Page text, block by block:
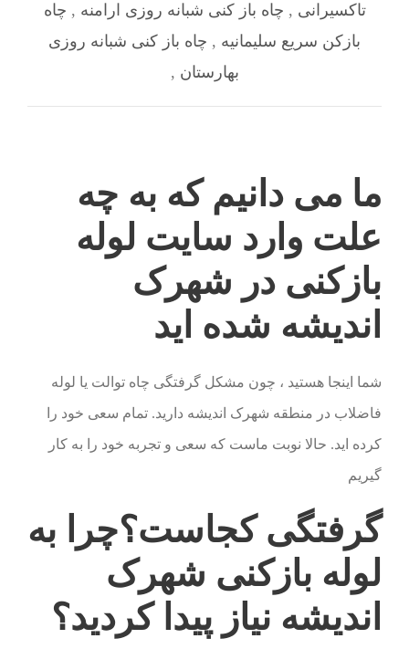
تاکسیرانی , چاه باز کنی شبانه روزی ارامنه , چاه
بازکن سریع سلیمانیه , چاه باز کنی شبانه روزی
بهارستان ,
ما می دانیم که به چه
علت وارد سایت لوله
بازکنی در شهرک
اندیشه شده اید
شما اینجا هستید ، چون مشکل گرفتگی چاه توالت یا لوله
فاضلاب در منطقه شهرک اندیشه دارید. تمام سعی خود را
کرده اید. حالا نوبت ماست که سعی و تجربه خود را به کار
گیریم
گرفتگی کجاست؟چرا به
لوله بازکنی شهرک
اندیشه نیاز پیدا کردید؟